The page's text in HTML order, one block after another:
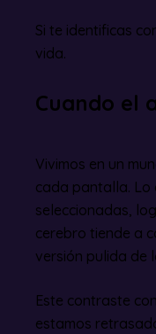
Si te identificas
vida.
Cuando el
Vivimos en un
cada pantalla. Lo
seleccionadas,
cerebro tiende a
versión pulida de
Este contraste
estamos